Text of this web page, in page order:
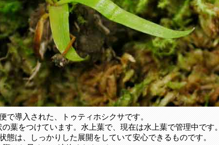
で導入された、トゥティホシクサです。
葉をつけています。水上葉で、現在は水上葉で管理中です。
態は、しっかりした展開をしていて安心できるものです。